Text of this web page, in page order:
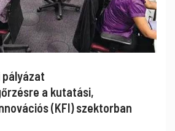
a kutatási,
(KFI) szektorban